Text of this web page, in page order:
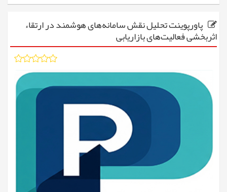
پاورپوینت تحلیل نقش سامانه‌های هوشمند در ارتقاء
اثربخشی فعالیت‌های بازاریابی